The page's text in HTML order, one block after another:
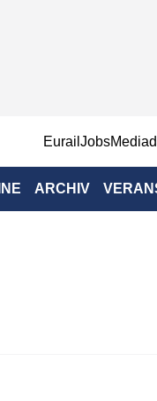
EurailJobs
ARCHIV